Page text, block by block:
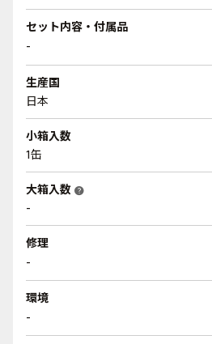
セット内容・付属品
-
生産国
日本
小箱入数
1缶
大箱入数 help
-
修理
-
環境
-